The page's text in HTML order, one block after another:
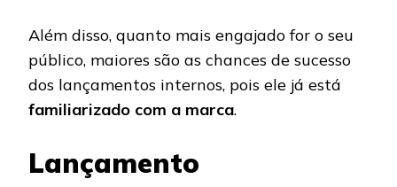
Além disso, quanto mais engajado for o seu
público, maiores são as chances de sucesso
dos lançamentos internos, pois ele já está
familiarizado com a marca.
Lançamento